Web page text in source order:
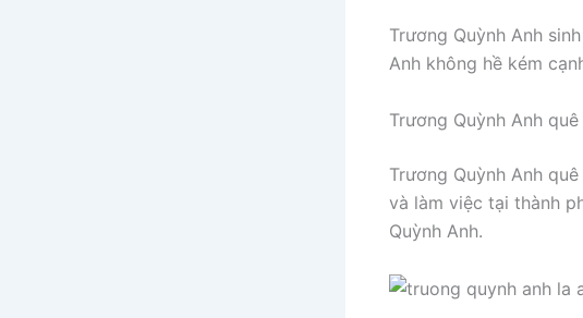
Trương Quỳnh Anh
Anh không hề kém
Trương Quỳnh Anh
Trương Quỳnh Anh
và làm việc tại thành
Quỳnh Anh.